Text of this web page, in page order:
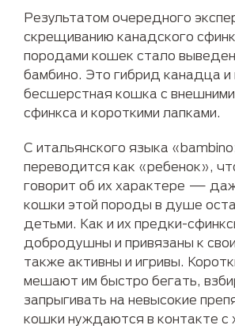
Результатом очередного
скрещиванию канадского
породами кошек стало
бамбино. Это гибрид канадца
бесшерстная кошка с
сфинкса и короткими лапками.
С итальянского языка
переводится как «ребенок»,
говорит об их характере —
кошки этой породы в душе
детьми. Как и их предки-
добродушны и привязаны к
также активны и игривы.
мешают им быстро бегать,
запрыгивать на невысокие
кошки нуждаются в контакте с